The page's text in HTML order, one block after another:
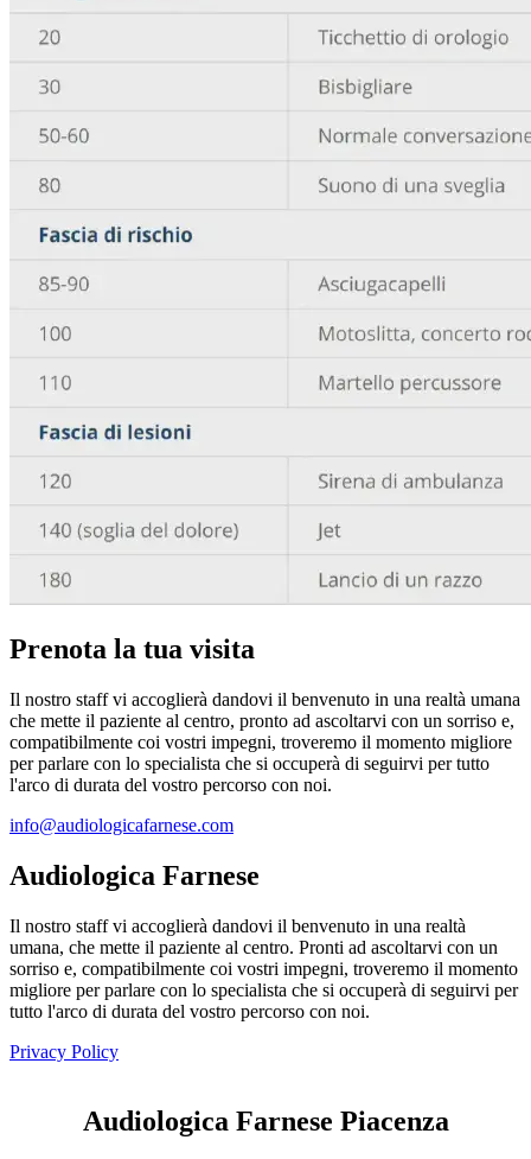
Prenota la tua visita
Il nostro staff vi accoglierà dandovi il benvenuto in una realtà umana
che mette il paziente al centro, pronto ad ascoltarvi con un sorriso e,
compatibilmente coi vostri impegni, troveremo il momento migliore
per parlare con lo specialista che si occuperà di seguirvi per tutto
l'arco di durata del vostro percorso con noi.
info@audiologicafarnese.com
Audiologica Farnese
Il nostro staff vi accoglierà dandovi il benvenuto in una realtà
umana, che mette il paziente al centro. Pronti ad ascoltarvi con un
sorriso e, compatibilmente coi vostri impegni, troveremo il momento
migliore per parlare con lo specialista che si occuperà di seguirvi per
tutto l'arco di durata del vostro percorso con noi.
Privacy Policy
Audiologica Farnese Piacenza